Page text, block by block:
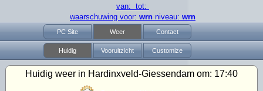
van: tot:
waarschuwing voor: wrn niveau: wrn
PC Site Weer Contact
Huidig Vooruitzicht Customize
Huidig weer in Hardinxveld-Giessendam om: 17:40